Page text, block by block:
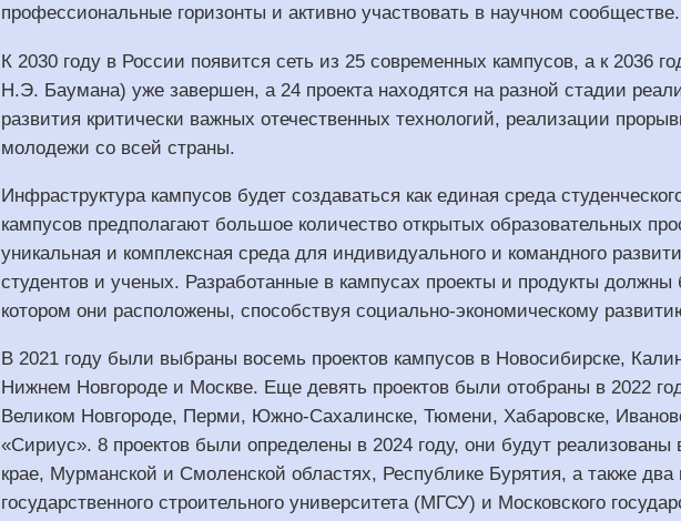
профессиональные горизонты и активно участвовать в научном сообществе.
К 2030 году в России появится сеть из 25 современных кампусов, а к 2036
Н.Э. Баумана) уже завершен, а 24 проекта находятся на разной стадии
развития критически важных отечественных технологий, реализации
молодежи со всей страны.
Инфраструктура кампусов будет создаваться как единая среда
кампусов предполагают большое количество открытых образовательных
уникальная и комплексная среда для индивидуального и командного
студентов и ученых. Разработанные в кампусах проекты и продукты
котором они расположены, способствуя социально-экономическому
В 2021 году были выбраны восемь проектов кампусов в Новосибирске,
Нижнем Новгороде и Москве. Еще девять проектов были отобраны в 2022
Великом Новгороде, Перми, Южно-Сахалинске, Тюмени, Хабаровске,
«Сириус». 8 проектов были определены в 2024 году, они будут
крае, Мурманской и Смоленской областях, Республике Бурятия, а также два
государственного строительного университета (МГСУ) и Московского